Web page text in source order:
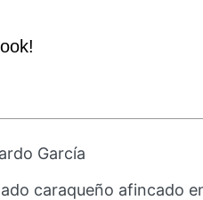
García
caraqueño afincado